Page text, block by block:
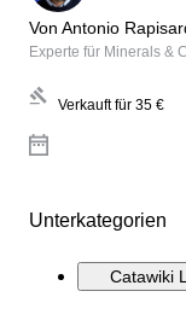
Von Antonio
Experte für Minerals &
Verkauft für 35 €
Unterkategorien
Catawiki